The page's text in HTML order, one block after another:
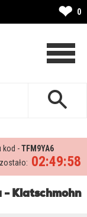
❤ 0
kod -TFM9YA6
02:49:57
Klatschmohn